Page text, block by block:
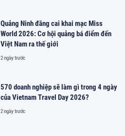
Quảng Ninh đăng cai khai mạc Miss
World 2026: Cơ hội quảng bá điểm đến
Việt Nam ra thế giới
2 ngày trước
570 doanh nghiệp sẽ làm gì trong 4 ngày
của Vietnam Travel Day 2026?
2 ngày trước